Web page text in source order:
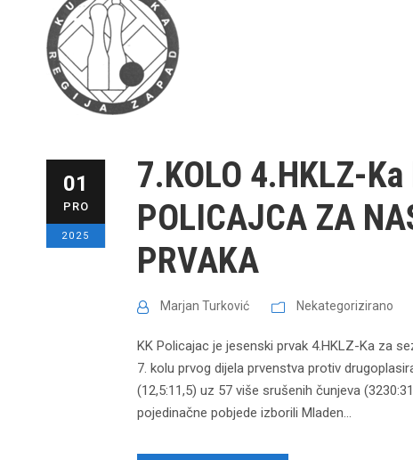
01
PRO
2025
7.KOLO 4.HKLZ-
POLICAJCA ZA
PRVAKA
Marjan Turković Nekategorizirano
KK Policajac je jesenski prvak 4.HKLZ-Ka za
7. kolu prvog dijela prvenstva protiv
(12,5:11,5) uz 57 više srušenih čunjeva
pojedinačne pobjede izborili Mladen...